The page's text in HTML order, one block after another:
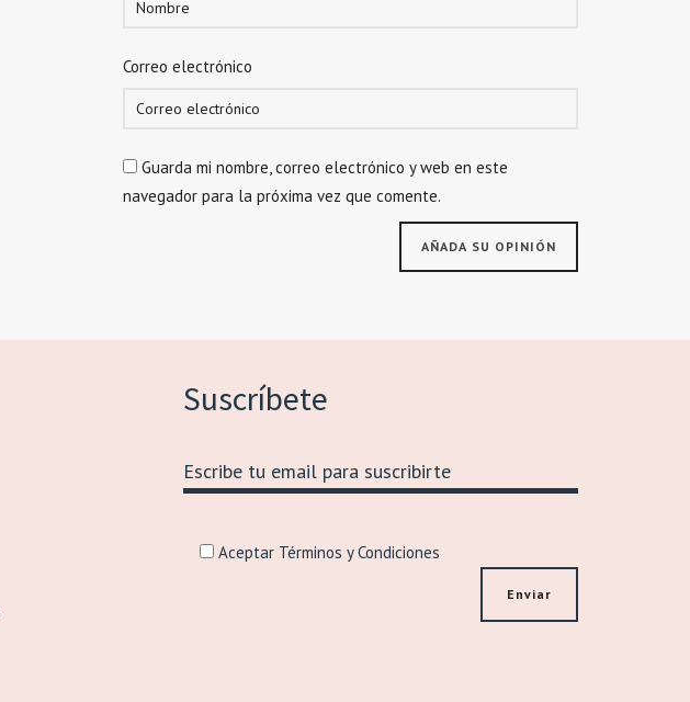
Correo electrónico
Guarda mi nombre, correo electrónico y web en este
navegador para la próxima vez que comente.
Suscríbete
Aceptar Términos y Condiciones